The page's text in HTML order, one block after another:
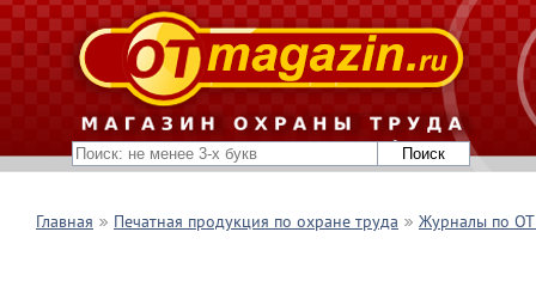
Главная Печатная продукция по охране труда Журналы по